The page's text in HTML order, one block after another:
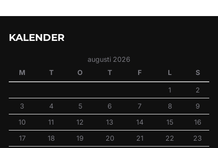
KALENDER
augusti 2026
M
T O T F L S
1
2
3
4 5 6 7 8
9
10
11 12 13 14 15
16
17
18 19 20 21 22
23